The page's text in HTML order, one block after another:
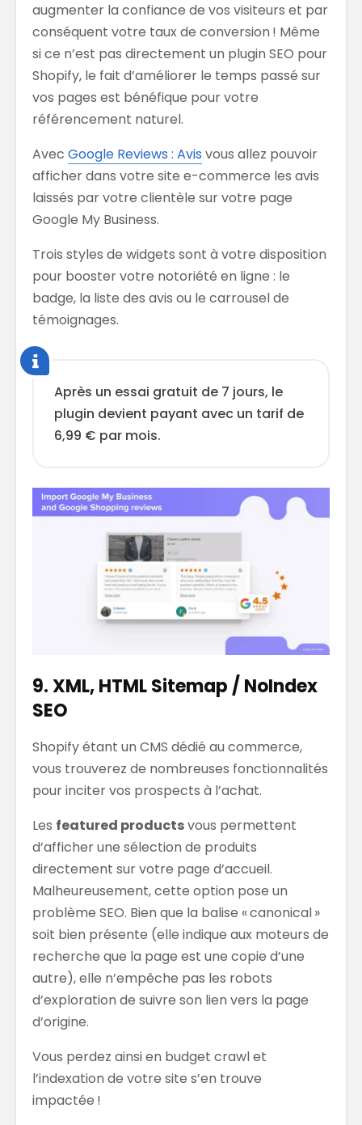
augmenter la confiance de vos visiteurs et par
conséquent votre taux de conversion ! Même
si ce n’est pas directement un plugin SEO pour
Shopify, le fait d’améliorer le temps passé sur
vos pages est bénéfique pour votre
référencement naturel.
Avec Google Reviews : Avis vous allez pouvoir
afficher dans votre site e-commerce les avis
laissés par votre clientèle sur votre page
Google My Business.
Trois styles de widgets sont à votre disposition
pour booster votre notoriété en ligne : le
badge, la liste des avis ou le carrousel de
témoignages.
Après un essai gratuit de 7 jours, le
plugin devient payant avec un tarif de
6,99 € par mois.
9. XML, HTML Sitemap / NoIndex
SEO
Shopify étant un CMS dédié au commerce,
vous trouverez de nombreuses fonctionnalités
pour inciter vos prospects à l’achat.
Les featured productsvous permettent
d’afficher une sélection de produits
directement sur votre page d’accueil.
Malheureusement, cette option pose un
problème SEO. Bien que la balise « canonical »
soit bien présente (elle indique aux moteurs de
recherche que la page est une copie d’une
autre), elle n’empêche pas les robots
d’exploration de suivre son lien vers la page
d’origine.
Vous perdez ainsi en budget crawl et
l’indexation de votre site s’en trouve
impactée !